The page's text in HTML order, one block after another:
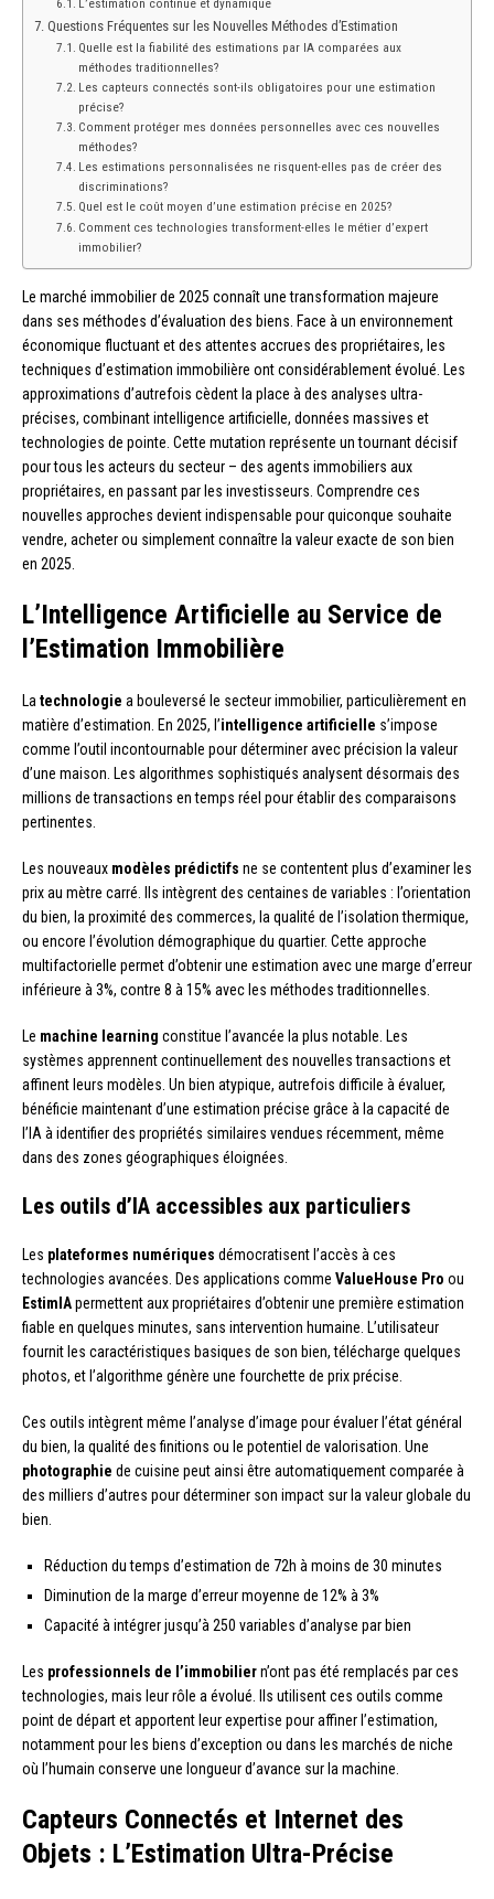
Questions Fréquentes sur les Nouvelles Méthodes d’Estimation
Quelle est la fiabilité des estimations par IA comparées aux
méthodes traditionnelles?
Les capteurs connectés sont-ils obligatoires pour une estimation
précise?
Comment protéger mes données personnelles avec ces nouvelles
méthodes?
Les estimations personnalisées ne risquent-elles pas de créer des
discriminations?
Quel est le coût moyen d’une estimation précise en 2025?
Comment ces technologies transforment-elles le métier d’expert
immobilier?
Le marché immobilier de 2025 connaît une transformation majeure
dans ses méthodes d’évaluation des biens. Face à un environnement
économique fluctuant et des attentes accrues des propriétaires, les
techniques d’estimation immobilière ont considérablement évolué. Les
approximations d’autrefois cèdent la place à des analyses ultra-
précises, combinant intelligence artificielle, données massives et
technologies de pointe. Cette mutation représente un tournant décisif
pour tous les acteurs du secteur – des agents immobiliers aux
propriétaires, en passant par les investisseurs. Comprendre ces
nouvelles approches devient indispensable pour quiconque souhaite
vendre, acheter ou simplement connaître la valeur exacte de son bien
en 2025.
L’Intelligence Artificielle au Service de
l’Estimation Immobilière
La technologie a bouleversé le secteur immobilier, particulièrement en
matière d’estimation. En 2025, l’intelligence artificielle s’impose
comme l’outil incontournable pour déterminer avec précision la valeur
d’une maison. Les algorithmes sophistiqués analysent désormais des
millions de transactions en temps réel pour établir des comparaisons
pertinentes.
Les nouveaux modèles prédictifs ne se contentent plus d’examiner les
prix au mètre carré. Ils intègrent des centaines de variables : l’orientation
du bien, la proximité des commerces, la qualité de l’isolation thermique,
ou encore l’évolution démographique du quartier. Cette approche
multifactorielle permet d’obtenir une estimation avec une marge d’erreur
inférieure à 3%, contre 8 à 15% avec les méthodes traditionnelles.
Le machine learning constitue l’avancée la plus notable. Les
systèmes apprennent continuellement des nouvelles transactions et
affinent leurs modèles. Un bien atypique, autrefois difficile à évaluer,
bénéficie maintenant d’une estimation précise grâce à la capacité de
l’IA à identifier des propriétés similaires vendues récemment, même
dans des zones géographiques éloignées.
Les outils d’IA accessibles aux particuliers
Les plateformes numériques démocratisent l’accès à ces
technologies avancées. Des applications comme ValueHouse Pro ou
EstimIApermettent aux propriétaires d’obtenir une première estimation
fiable en quelques minutes, sans intervention humaine. L’utilisateur
fournit les caractéristiques basiques de son bien, télécharge quelques
photos, et l’algorithme génère une fourchette de prix précise.
Ces outils intègrent même l’analyse d’image pour évaluer l’état général
du bien, la qualité des finitions ou le potentiel de valorisation. Une
photographie de cuisine peut ainsi être automatiquement comparée à
des milliers d’autres pour déterminer son impact sur la valeur globale du
bien.
Réduction du temps d’estimation de 72h à moins de 30 minutes
Diminution de la marge d’erreur moyenne de 12% à 3%
Capacité à intégrer jusqu’à 250 variables d’analyse par bien
Les professionnels de l’immobiliern’ont pas été remplacés par ces
technologies, mais leur rôle a évolué. Ils utilisent ces outils comme
point de départ et apportent leur expertise pour affiner l’estimation,
notamment pour les biens d’exception ou dans les marchés de niche
où l’humain conserve une longueur d’avance sur la machine.
Capteurs Connectés et Internet des
Objets : L’Estimation Ultra-Précise